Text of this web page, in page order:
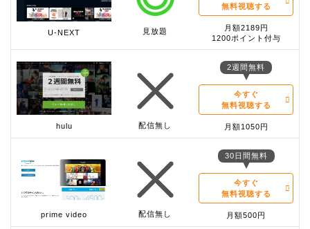
U-NEXT 見放題
無料視聴する
月額2189円
1200ポイント付与
hulu 配信無し
2週間無料
今すぐ
無料視聴する
月額1050円
prime video 配信無し
30日間無料
今すぐ
無料視聴する
月額500円